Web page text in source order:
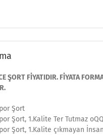
ŞORT FİYATIDIR. FİYATA
Şort
Şort, 1.Kalite Ter Tutmaz
Şort, 1.Kalite çıkmayan